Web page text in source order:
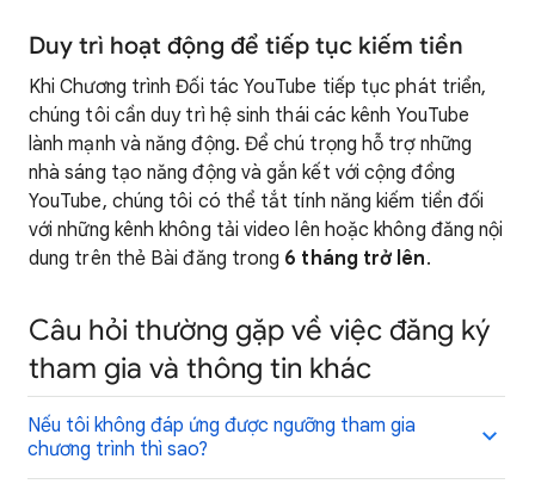
Duy trì hoạt động để tiếp tục kiếm tiền
Khi Chương trình Đối tác YouTube tiếp tục phát triển,
chúng tôi cần duy trì hệ sinh thái các kênh YouTube
lành mạnh và năng động. Để chú trọng hỗ trợ những
nhà sáng tạo năng động và gắn kết với cộng đồng
YouTube, chúng tôi có thể tắt tính năng kiếm tiền đối
với những kênh không tải video lên hoặc không đăng nội
dung trên thẻ Bài đăng trong 6 tháng trở lên.
Câu hỏi thường gặp về việc đăng ký
tham gia và thông tin khác
Nếu tôi không đáp ứng được ngưỡng tham gia
chương trình thì sao?